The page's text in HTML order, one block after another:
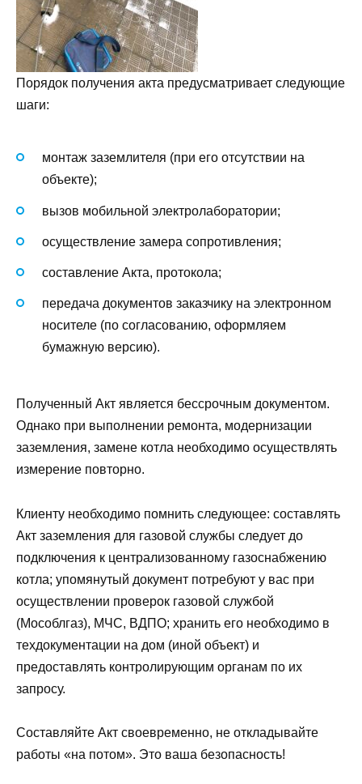
Порядок получения акта предусматривает следующие
шаги:
монтаж заземлителя (при его отсутствии на
объекте);
вызов мобильной электролаборатории;
осуществление замера сопротивления;
составление Акта, протокола;
передача документов заказчику на электронном
носителе (по согласованию, оформляем
бумажную версию).
Полученный Акт является бессрочным документом.
Однако при выполнении ремонта, модернизации
заземления, замене котла необходимо осуществлять
измерение повторно.
Клиенту необходимо помнить следующее: составлять
Акт заземления для газовой службы следует до
подключения к централизованному газоснабжению
котла; упомянутый документ потребуют у вас при
осуществлении проверок газовой службой
(Мособлгаз), МЧС, ВДПО; хранить его необходимо в
техдокументации на дом (иной объект) и
предоставлять контролирующим органам по их
запросу.
Составляйте Акт своевременно, не откладывайте
работы «на потом». Это ваша безопасность!